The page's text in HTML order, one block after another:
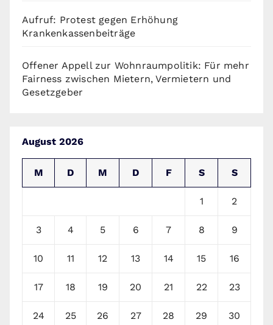
Aufruf: Protest gegen Erhöhung
Krankenkassenbeiträge
Offener Appell zur Wohnraumpolitik: Für mehr
Fairness zwischen Mietern, Vermietern und
Gesetzgeber
August 2026
M D M D F S S
1 2
3 4 5 6 7 8 9
10 11 12 13 14 15 16
17 18 19 20 21 22 23
24 25 26 27 28 29 30